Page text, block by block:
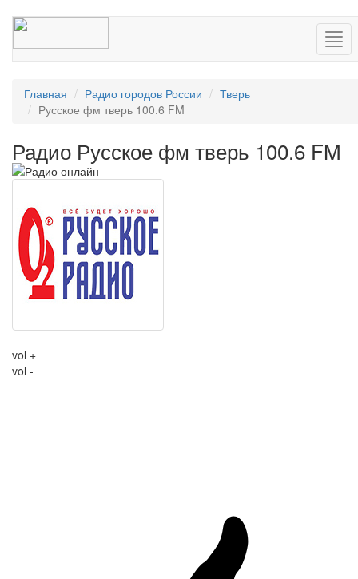
Главная Радио городов России
Тверь
Русское фм тверь 100.6 FM
Радио Русское фм тверь 100.6 FM
vol +
vol -